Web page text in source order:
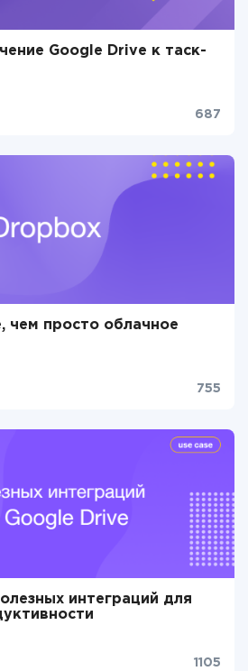
Google Drive к таск-
687
чем просто облачное
755
интеграций для
1105